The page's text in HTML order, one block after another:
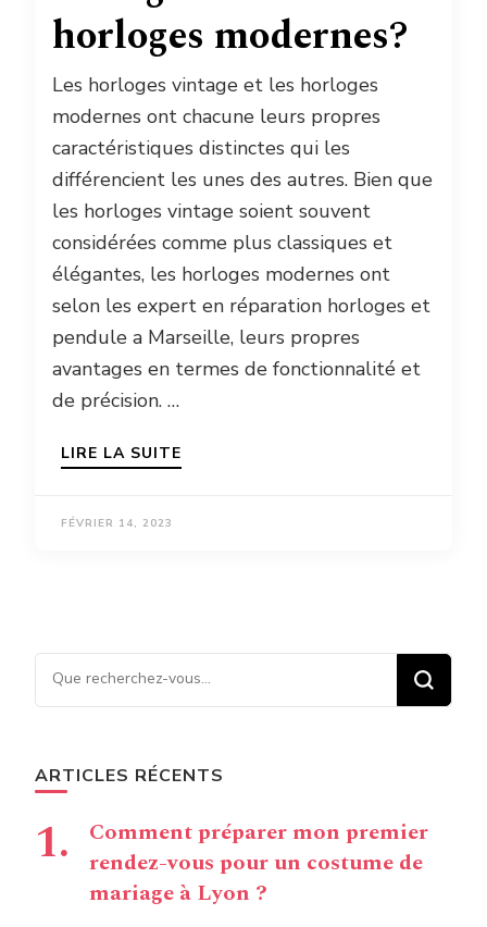
horloges modernes?
Les horloges vintage et les horloges
modernes ont chacune leurs propres
caractéristiques distinctes qui les
différencient les unes des autres. Bien que
les horloges vintage soient souvent
considérées comme plus classiques et
élégantes, les horloges modernes ont
selon les expert en réparation horloges et
pendule a Marseille, leurs propres
avantages en termes de fonctionnalité et
de précision. …
LIRE LA SUITE
FÉVRIER 14, 2023
Vous recherchiez quelque
chose ?
ARTICLES RÉCENTS
Comment préparer mon premier
rendez-vous pour un costume de
mariage à Lyon ?